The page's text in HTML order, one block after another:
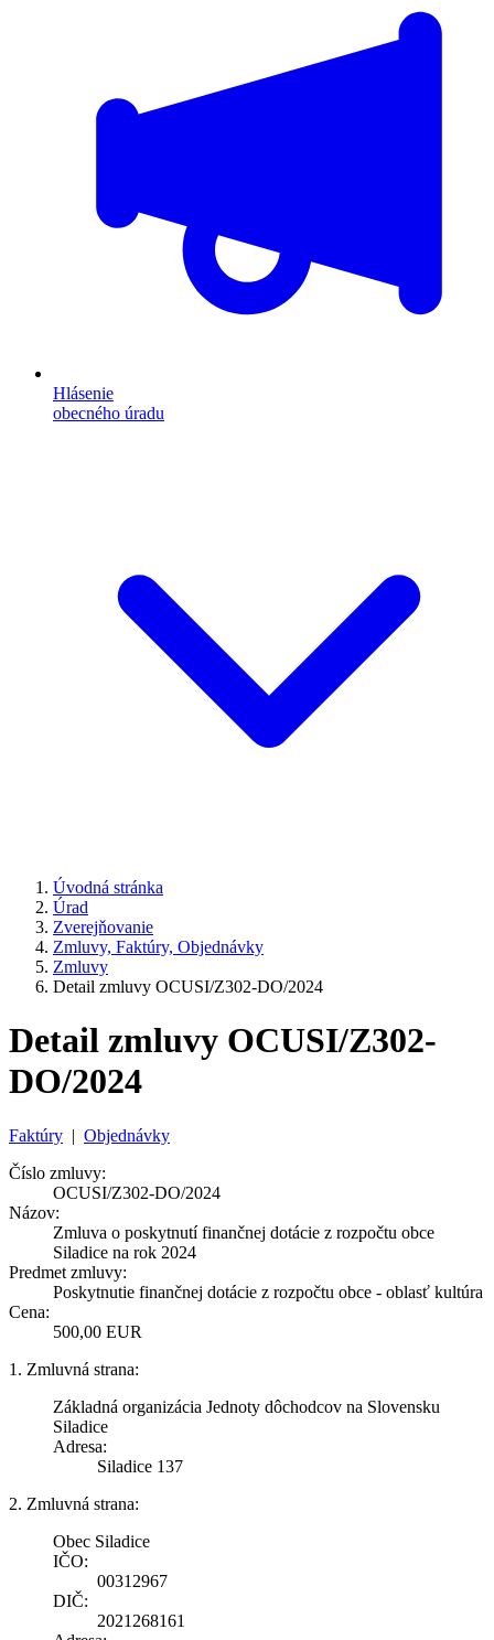
Hlásenie
obecného úradu
Úvodná stránka
Úrad
Zverejňovanie
Zmluvy, Faktúry, Objednávky
Zmluvy
Detail zmluvy OCUSI/Z302-DO/2024
Detail zmluvy OCUSI/Z302-
DO/2024
Faktúry | Objednávky
Číslo zmluvy:
OCUSI/Z302-DO/2024
Názov:
Zmluva o poskytnutí finančnej dotácie z rozpočtu obce
Siladice na rok 2024
Predmet zmluvy:
Poskytnutie finančnej dotácie z rozpočtu obce - oblasť kultúra
Cena:
500,00 EUR
1. Zmluvná strana:
Základná organizácia Jednoty dôchodcov na Slovensku
Siladice
Adresa:
Siladice 137
2. Zmluvná strana:
Obec Siladice
IČO:
00312967
DIČ:
2021268161